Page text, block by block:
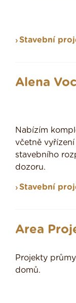
Stavební
Alena
Nabízím
včetně
stavebního
dozoru.
Stavební
Area
Projekty
domů.